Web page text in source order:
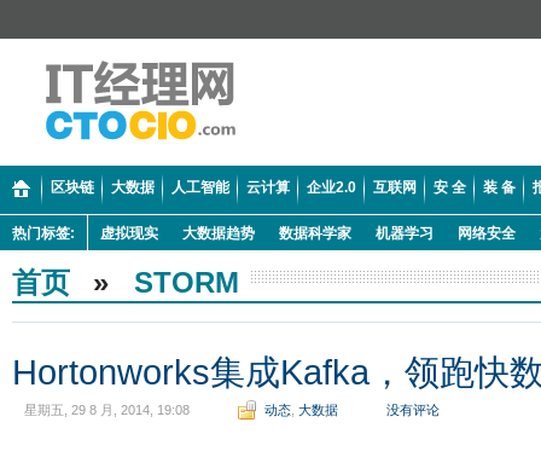
区块链 大数据 人工智能 云计算 企业2.0 互联网 安 全 装 备
热门标签: 虚拟现实 大数据趋势 数据科学家 机器学习 网络安全
首页 » STORM
Hortonworks集成Kafka，领跑快
星期五, 29 8 月, 2014, 19:08 动态 大数据 没有评论